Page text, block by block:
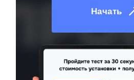
Начать